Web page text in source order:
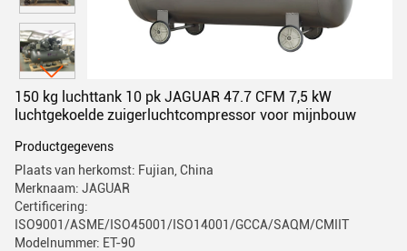
150 kg luchttank 10 pk JAGUAR 47.7 CFM 7,5 kW
luchtgekoelde zuigerluchtcompressor voor mijnbouw
Productgegevens
Plaats van herkomst: Fujian, China
Merknaam: JAGUAR
Certificering:
ISO9001/ASME/ISO45001/ISO14001/GCCA/SAQM/CMIIT
Modelnummer: ET-90